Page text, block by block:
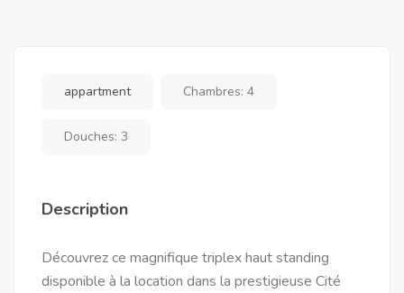
appartment Chambres: 4
Douches: 3
Description
Découvrez ce magnifique triplex haut standing
disponible à la location dans la prestigieuse Cité